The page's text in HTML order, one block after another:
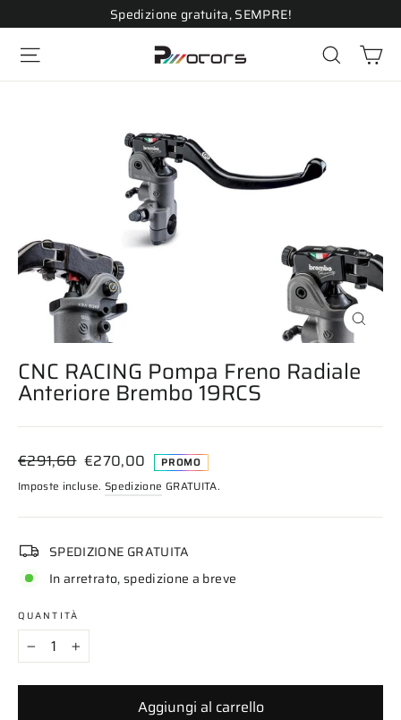
direttamente
contenuti
Spedizione gratuita, SEMPRE!
Navigazione del sito Cerca
CNC RACING Pompa Freno Radiale
Anteriore Brembo 19RCS
Prezzo
di
listino
€291,60 Prezzo
scontato
€270,00 PROMO
Imposte incluse. Spedizione GRATUITA.
SPEDIZIONE GRATUITA
In arretrato, spedizione a breve
QUANTITÀ
+
Aggiungi al carrello